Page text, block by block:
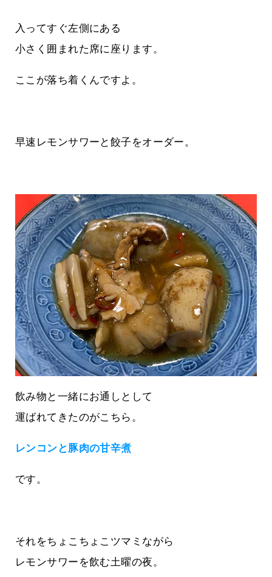
入ってすぐ左側にある
小さく囲まれた席に座ります。
ここが落ち着くんですよ。
早速レモンサワーと餃子をオーダー。
飲み物と一緒にお通しとして
運ばれてきたのがこちら。
レンコンと豚肉の甘辛煮
です。
それをちょこちょこツマミながら
レモンサワーを飲む土曜の夜。